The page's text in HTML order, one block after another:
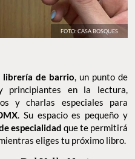
FOTO: CASA BOSQUES
librería de barrio